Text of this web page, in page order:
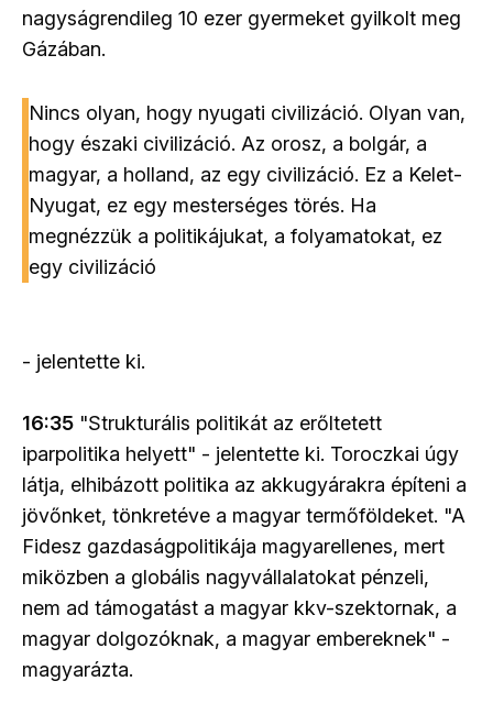
nagyságrendileg 10 ezer gyermeket gyilkolt meg
Gázában.
Nincs olyan, hogy nyugati civilizáció. Olyan van,
hogy északi civilizáció. Az orosz, a bolgár, a
magyar, a holland, az egy civilizáció. Ez a Kelet-
Nyugat, ez egy mesterséges törés. Ha
megnézzük a politikájukat, a folyamatokat, ez
egy civilizáció
- jelentette ki.
16:35 "Strukturális politikát az erőltetett
iparpolitika helyett" - jelentette ki. Toroczkai úgy
látja, elhibázott politika az akkugyárakra építeni a
jövőnket, tönkretéve a magyar termőföldeket. "A
Fidesz gazdaságpolitikája magyarellenes, mert
miközben a globális nagyvállalatokat pénzeli,
nem ad támogatást a magyar kkv-szektornak, a
magyar dolgozóknak, a magyar embereknek" -
magyarázta.